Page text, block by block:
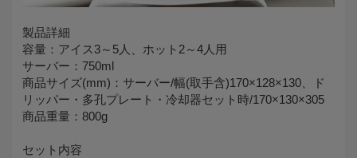
製品詳細
容量：アイス3～5人、ホット2～4人用
サーバー：750ml
商品サイズ(mm)：サーバー/幅(取手含)170×128×130、ド
リッパー・多孔プレート・冷却器セット時/170×130×305
商品重量：800g
セット内容